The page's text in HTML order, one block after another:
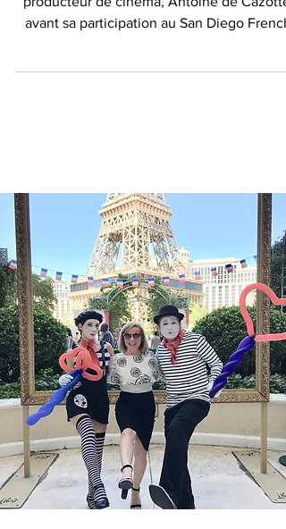
Découvrez l'interview du français et
producteur de cinéma, Antoine de Cazotte,
Film Festival...